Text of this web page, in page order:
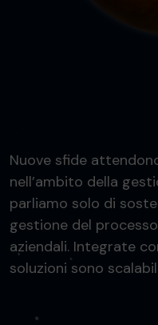
Nuove sfide
nell’ambito della
parliamo solo di
gestione del
aziendali. Integrate
soluzioni sono